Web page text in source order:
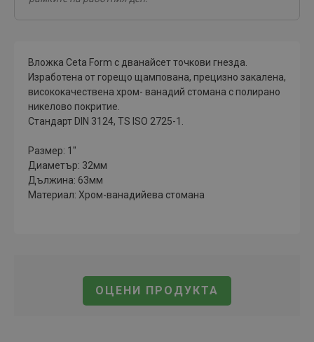
ОЦЕНИ ПРОДУКТА
Вложка Ceta Form с дванайсет точкови гнезда.
Изработена от горещо щампована, прецизно закалена,
висококачествена хром- ванадий стомана с полирано
никелово покритие.
Стандарт DIN 3124, TS ISO 2725-1.
Размер: 1"
Диаметър: 32мм
Дължина: 63мм
Материал: Хром-ванадийева стомана